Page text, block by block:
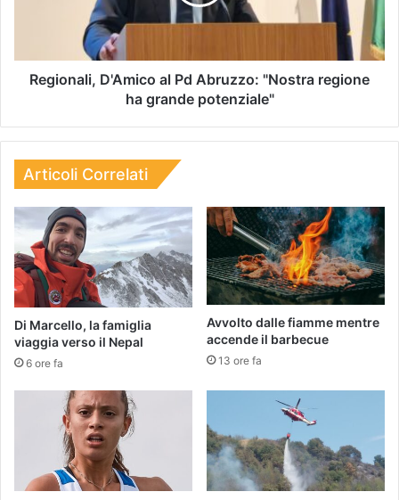
Regionali, D'Amico al Pd Abruzzo: "Nostra regione
ha grande potenziale"
Articoli Correlati
Di Marcello, la famiglia
viaggia verso il Nepal
6 ore fa
Avvolto dalle fiamme mentre
accende il barbecue
13 ore fa